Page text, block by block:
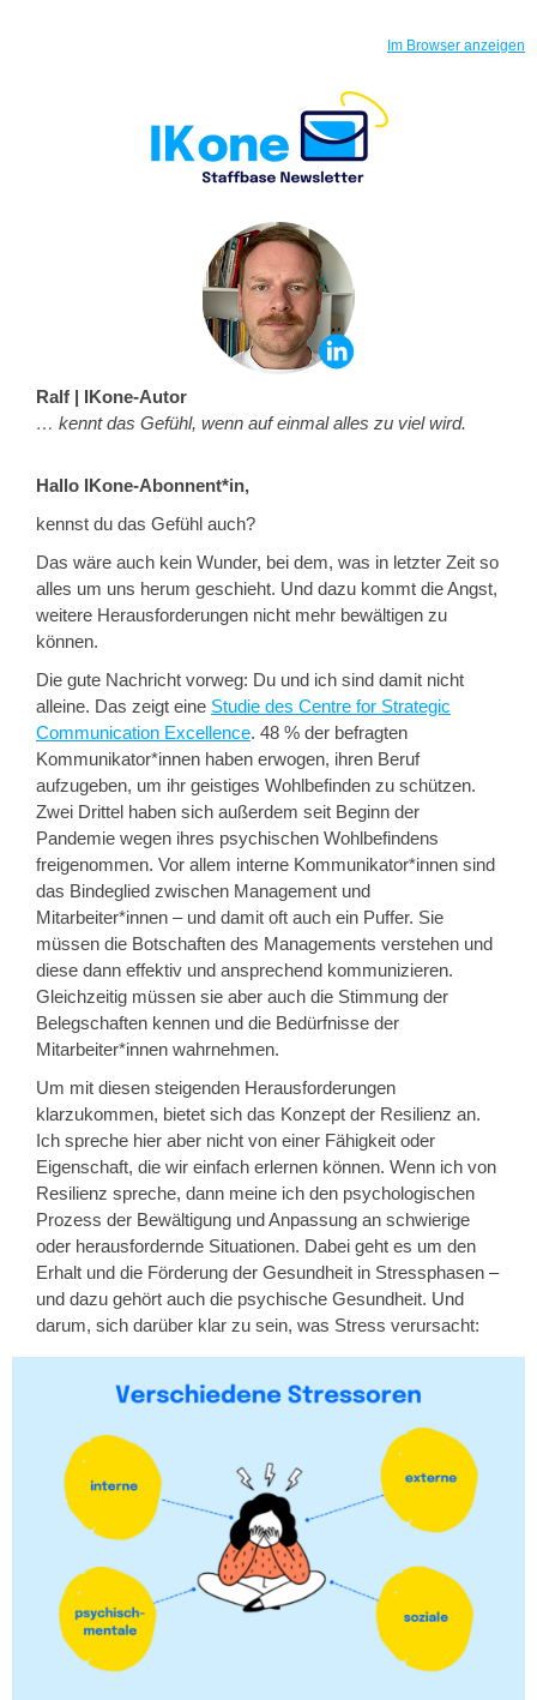
Im Browser anzeigen
Ralf | IKone-Autor
… kennt das Gefühl, wenn auf einmal alles zu viel wird.
Hallo IKone-Abonnent*in,
kennst du das Gefühl auch?
Das wäre auch kein Wunder, bei dem, was in letzter Zeit so
alles um uns herum geschieht. Und dazu kommt die Angst,
weitere Herausforderungen nicht mehr bewältigen zu
können.
Die gute Nachricht vorweg: Du und ich sind damit nicht
alleine. Das zeigt eine Studie des Centre for Strategic
Communication Excellence. 48 % der befragten
Kommunikator*innen haben erwogen, ihren Beruf
aufzugeben, um ihr geistiges Wohlbefinden zu schützen.
Zwei Drittel haben sich außerdem seit Beginn der
Pandemie wegen ihres psychischen Wohlbefindens
freigenommen. Vor allem interne Kommunikator*innen sind
das Bindeglied zwischen Management und
Mitarbeiter*innen – und damit oft auch ein Puffer. Sie
müssen die Botschaften des Managements verstehen und
diese dann effektiv und ansprechend kommunizieren.
Gleichzeitig müssen sie aber auch die Stimmung der
Belegschaften kennen und die Bedürfnisse der
Mitarbeiter*innen wahrnehmen.
Um mit diesen steigenden Herausforderungen
klarzukommen, bietet sich das Konzept der Resilienz an.
Ich spreche hier aber nicht von einer Fähigkeit oder
Eigenschaft, die wir einfach erlernen können. Wenn ich von
Resilienz spreche, dann meine ich den psychologischen
Prozess der Bewältigung und Anpassung an schwierige
oder herausfordernde Situationen. Dabei geht es um den
Erhalt und die Förderung der Gesundheit in Stressphasen –
und dazu gehört auch die psychische Gesundheit. Und
darum, sich darüber klar zu sein, was Stress verursacht: